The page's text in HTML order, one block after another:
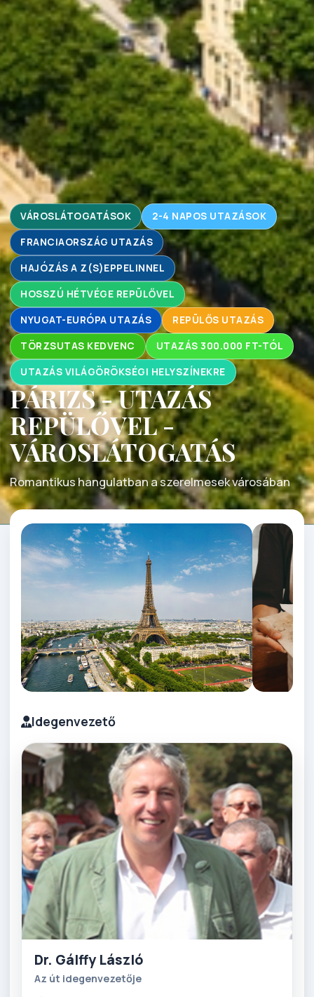
VÁROSLÁTOGATÁSOK 2-4 NAPOS UTAZÁSOK
FRANCIAORSZÁG UTAZÁS
HAJÓZÁS A Z(S)EPPELINNEL
HOSSZÚ HÉTVÉGE REPÜLŐVEL
NYUGAT-EURÓPA UTAZÁS REPÜLŐS UTAZÁS
TÖRZSUTAS KEDVENC UTAZÁS 300.000 FT-TÓL
UTAZÁS VILÁGÖRÖKSÉGI HELYSZÍNEKRE
PÁRIZS - UTAZÁS
REPÜLŐVEL -
VÁROSLÁTOGATÁS
Romantikus hangulatban a szerelmesek városában
Idegenvezető
Dr. Gálffy László
Az út idegenvezetője